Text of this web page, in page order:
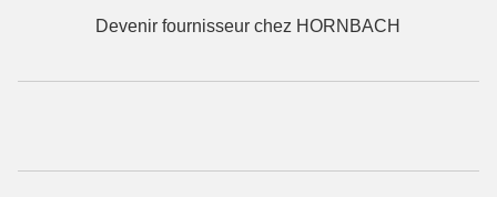
Devenir fournisseur chez HORNBACH